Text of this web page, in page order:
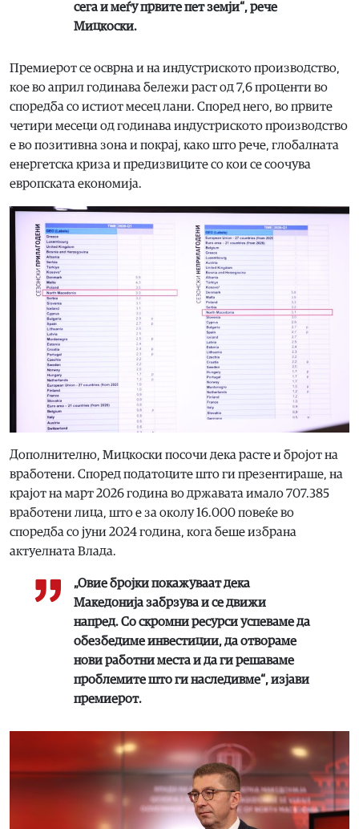
сега и меѓу првите пет земји“, рече
Мицкоски.
Премиерот се осврна и на индустриското производство,
кое во април годинава бележи раст од 7,6 проценти во
споредба со истиот месец лани. Според него, во првите
четири месеци од годинава индустриското производство
е во позитивна зона и покрај, како што рече, глобалната
енергетска криза и предизвиците со кои се соочува
европската економија.
Дополнително, Мицкоски посочи дека расте и бројот на
вработени. Според податоците што ги презентираше, на
крајот на март 2026 година во државата имало 707.385
вработени лица, што е за околу 16.000 повеќе во
споредба со јуни 2024 година, кога беше избрана
актуелната Влада.
„Овие бројки покажуваат дека
Македонија забрзува и се движи
напред. Со скромни ресурси успеваме да
обезбедиме инвестиции, да отвораме
нови работни места и да ги решаваме
проблемите што ги наследивме“, изјави
премиерот.